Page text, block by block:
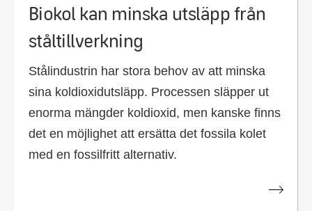
Biokol kan minska utsläpp från
ståltillverkning
Stålindustrin har stora behov av att minska
sina koldioxidutsläpp. Processen släpper ut
enorma mängder koldioxid, men kanske finns
det en möjlighet att ersätta det fossila kolet
med en fossilfritt alternativ.